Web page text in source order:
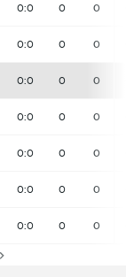
0:0 0 0
0:0 0 0
0:0 0 0
0:0 0 0
0:0 0 0
0:0 0 0
0:0 0 0